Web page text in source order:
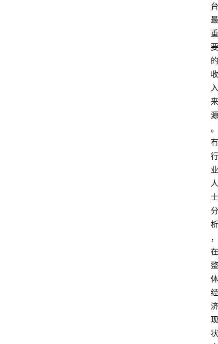
台
最
重
要
的
收
入
来
源
。
有
行
业
人
士
分
析
，
在
整
体
经
济
现
状